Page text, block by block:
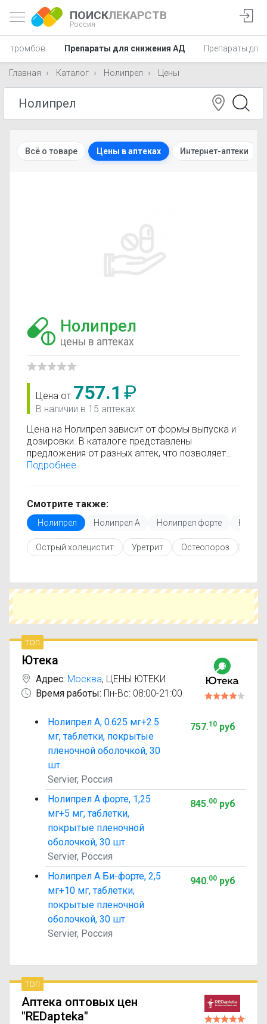
ПОИСКЛЕКАРСТВ
Россия
тромбов Препараты для снижения АД Препараты для
Главная Каталог Нолипрел Цены
Всё о товаре Цены в аптеках Интернет-аптеки
Нолипрел
цены в аптеках
Цена от 757.1 ₽
В наличии в 15 аптеках
Цена на Нолипрел зависит от формы выпуска и
дозировки. В каталоге представлены
предложения от разных аптек, что позволяет
быстро найти, где купить Нолипрел по
только актуальные данные.
Перед покупкой рекомендуется ознакомиться с
инструкцией по применению, показаниями и
противопоказаниями. При необходимости вы
можете подобрать аналоги Нолипрел с
Чтобы купить Нолипрел в ближайшей аптеке,
укажите свой город и сравните предложения.
оптимальный вариант по цене и наличию.
Подробнее
Смотрите также:
Нолипрел Нолипрел А Нолипрел форте
Острый холецистит Уретрит Остеопороз
топ
Ютека
Адрес: Москва, ЦЕНЫ ЮТЕКИ
Время работы: Пн-Вс: 08:00-21:00
Нолипрел А, 0.625 мг+2.5
мг, таблетки, покрытые
пленочной оболочкой, 30
шт.
Servier, Россия
757.10руб
Нолипрел А форте, 1,25
мг+5 мг, таблетки,
покрытые пленочной
оболочкой, 30 шт.
Servier, Россия
845.00руб
Нолипрел А Би-форте, 2,5
мг+10 мг, таблетки,
покрытые пленочной
оболочкой, 30 шт.
Servier, Россия
940.00руб
топ
Аптека оптовых цен
"REDapteka"